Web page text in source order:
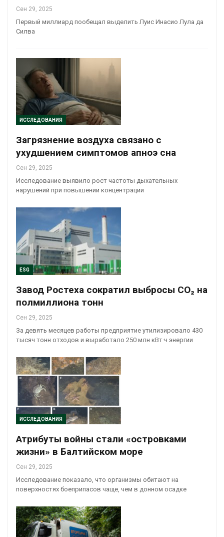
Сен 29, 2025
Первый миллиард пообещал выделить Луис Инасио Лула да
Силва
ИССЛЕДОВАНИЯ
Загрязнение воздуха связано с
ухудшением симптомов апноэ сна
Сен 29, 2025
Исследование выявило рост частоты дыхательных
нарушений при повышении концентрации
ESG
Завод Ростеха сократил выбросы СО₂ на
полмиллиона тонн
Сен 29, 2025
За девять месяцев работы предприятие утилизировало 430
тысяч тонн отходов и выработало 250 млн кВт·ч энергии
ИССЛЕДОВАНИЯ
Атрибуты войны стали «островками
жизни» в Балтийском море
Сен 29, 2025
Исследование показало, что организмы обитают на
поверхностях боеприпасов чаще, чем в донном осадке